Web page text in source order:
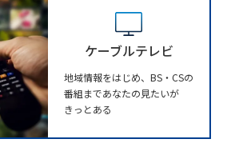
ケーブルテレビ
地域情報をはじめ、BS・CSの
番組まであなたの見たいが
きっとある